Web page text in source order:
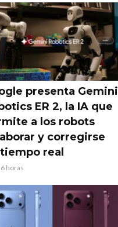
presenta Gemini
ER 2, la IA que
a los robots
y corregirse
real
horas